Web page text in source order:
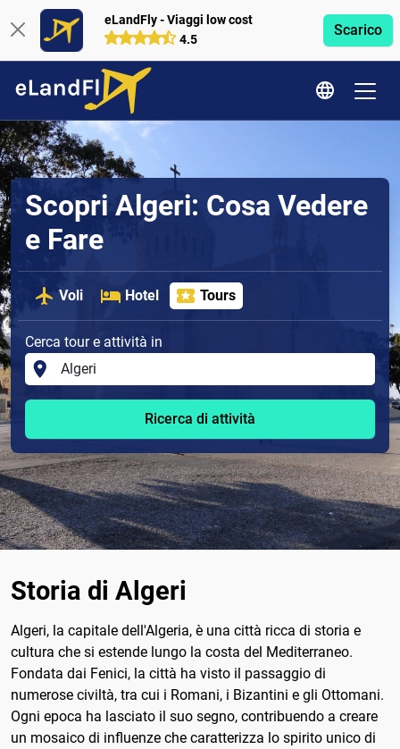
eLandFly - Viaggi low cost
4.5
Scarico
Scopri Algeri: Cosa Vedere
e Fare
Voli Hotel Tours
Cerca tour e attività in
Ricerca di attività
Storia di Algeri
Algeri, la capitale dell'Algeria, è una città ricca di storia e
cultura che si estende lungo la costa del Mediterraneo.
Fondata dai Fenici, la città ha visto il passaggio di
numerose civiltà, tra cui i Romani, i Bizantini e gli Ottomani.
Ogni epoca ha lasciato il suo segno, contribuendo a creare
un mosaico di influenze che caratterizza lo spirito unico di